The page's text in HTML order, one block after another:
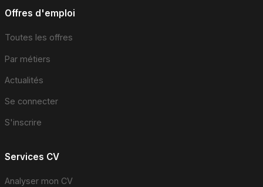
Offres d'emploi
Toutes les offres
Par métiers
Actualités
Se connecter
S'inscrire
Services CV
Analyser mon CV